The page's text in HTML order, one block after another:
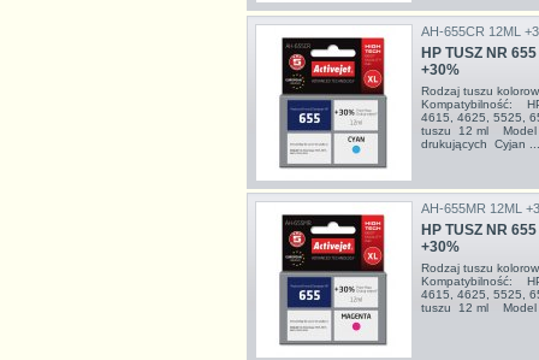
AH-655CR 12ML
HP TUSZ NR
+30%
Rodzaj tuszu
Kompatybilność:
4615, 4625, 5525,
tuszu 12 ml Model
drukujących Cyjan ...
AH-655MR 12ML
HP TUSZ NR
+30%
Rodzaj tuszu
Kompatybilność:
4615, 4625, 5525,
tuszu 12 ml Model